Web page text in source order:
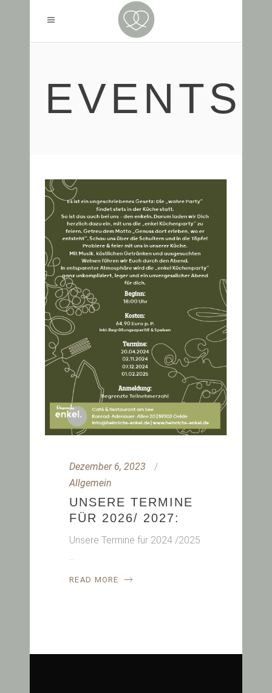
EVENTS
Dezember 6, 2023
Allgemein
UNSERE TERMINE
FÜR 2026/ 2027:
Unsere Termine für 2024 /2025
READ MORE